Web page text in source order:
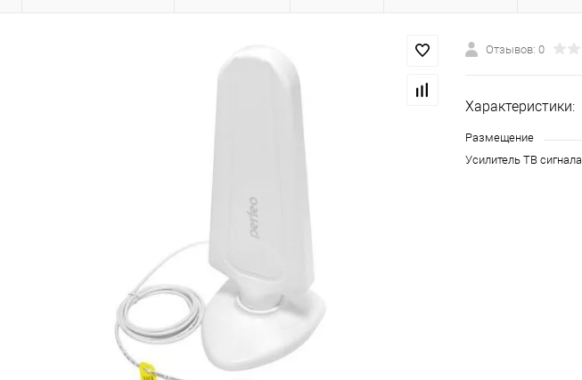
Отзывов: 0
Характеристики:
Размещение
Усилитель ТВ сигнала